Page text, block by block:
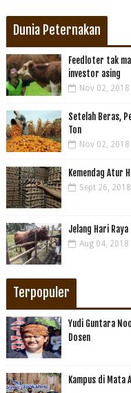
Dunia Peternakan
Feedloter tak
investor asing
Nov 02, 2018
Setelah Beras,
Ton
Nov 02, 2018
Kemendag Atur
Sept 26, 2018
Jelang Hari
Aug 04, 2018
Terpopuler
Yudi Guntara
Dosen
Kampus di Mata